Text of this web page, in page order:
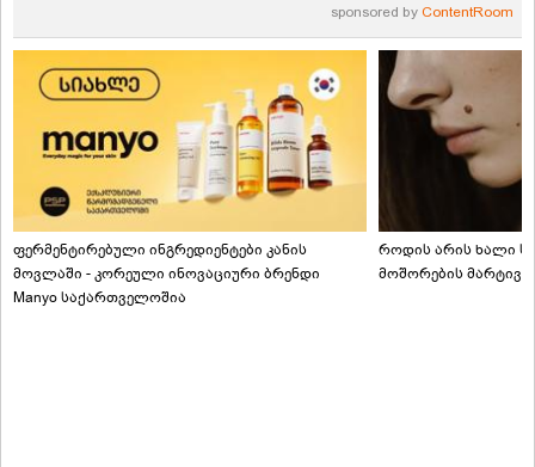
sponsored by ContentRoom
ფერმენტირებული ინგრედიენტები კანის
მოვლაში - კორეული ინოვაციური ბრენდი
Manyo საქართველოშია
როდის არის ხალი
მოშორების